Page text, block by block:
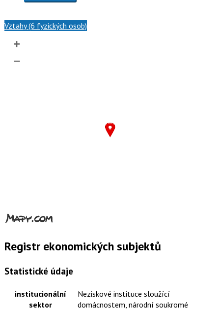
Vztahy (6 fyzických osob)
+
–
Registr ekonomických subjektů
Statistické údaje
institucionální
sektor
Neziskové instituce sloužící
domácnostem, národní soukromé